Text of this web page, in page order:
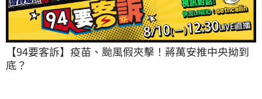
【94要客訴】疫苗、颱風假夾擊！蔣萬安推中央拗到
底？